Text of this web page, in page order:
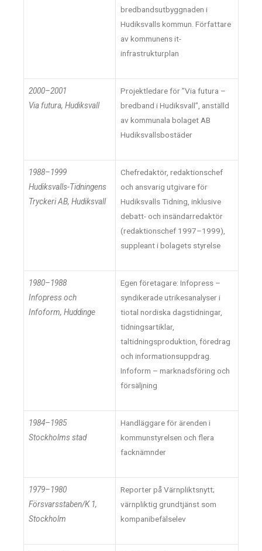
bredbandsutbyggnaden i
Hudiksvalls kommun. Författare
av kommunens it-
infrastrukturplan
2000–2001
Via futura, Hudiksvall
Projektledare för ”Via futura –
bredband i Hudiksvall”, anställd
av kommunala bolaget AB
Hudiksvallsbostäder
1988–1999
Hudiksvalls-Tidningens
Tryckeri AB, Hudiksvall
Chefredaktör, redaktionschef
och ansvarig utgivare för
Hudiksvalls Tidning, inklusive
debatt- och insändarredaktör
(redaktionschef 1997–1999),
suppleant i bolagets styrelse
1980–1988
Infopress och
Infoform, Huddinge
Egen företagare: Infopress –
syndikerade utrikesanalyser i
tiotal nordiska dagstidningar,
tidningsartiklar,
taltidningsproduktion, föredrag
och informationsuppdrag.
Infoform – marknadsföring och
försäljning
1984–1985
Stockholms stad
Handläggare för ärenden i
kommunstyrelsen och flera
facknämnder
1979–1980
Försvarsstaben/K 1,
Stockholm
Reporter på Värnpliktsnytt;
värnpliktig grundtjänst som
kompanibefälselev